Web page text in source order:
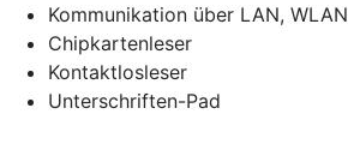
Kommunikation über LAN, WLAN
Chipkartenleser
Kontaktlosleser
Unterschriften-Pad